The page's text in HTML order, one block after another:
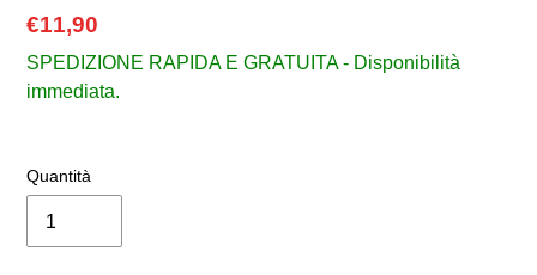
Prezzo
di
listino
€11,90
SPEDIZIONE RAPIDA E GRATUITA - Disponibilità
immediata.
Quantità